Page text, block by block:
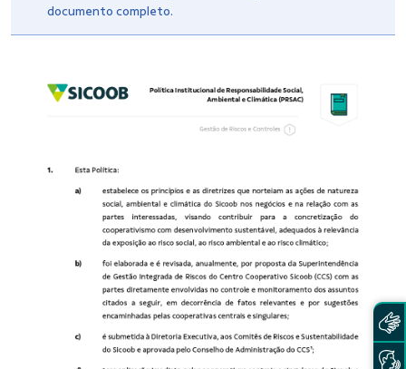
documento completo.